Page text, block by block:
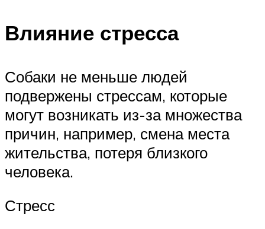
Влияние стресса
Собаки не меньше людей
подвержены стрессам, которые
могут возникать из-за множества
причин, например, смена места
жительства, потеря близкого
человека.
Стресс